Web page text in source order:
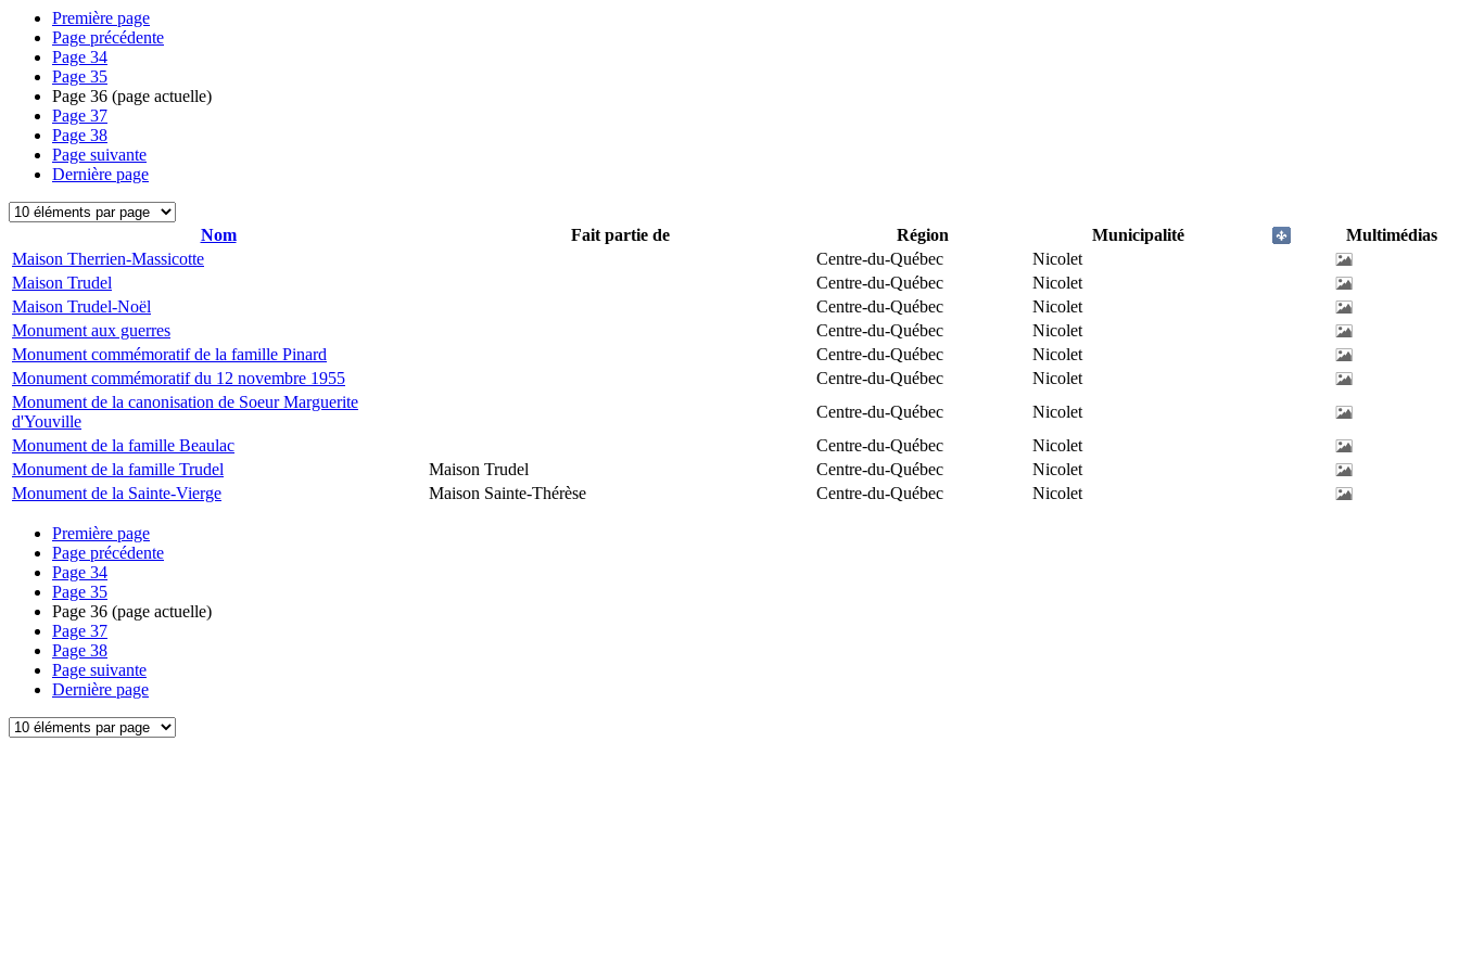
Première page
Page précédente
Page 34
Page 35
Page 36 (page actuelle)
Page 37
Page 38
Page suivante
Dernière page
Nom Fait partie de Région Municipalité
Multimédias
Maison Therrien-Massicotte
Centre-du-Québec
Nicolet
Maison Trudel
Centre-du-Québec
Nicolet
Maison Trudel-Noël
Centre-du-Québec
Nicolet
Monument aux guerres
Centre-du-Québec
Nicolet
Monument commémoratif de la famille Pinard
Centre-du-Québec
Nicolet
Monument commémoratif du 12 novembre 1955
Centre-du-Québec
Nicolet
Monument de la canonisation de Soeur Marguerite
d'Youville
Centre-du-Québec
Nicolet
Monument de la famille Beaulac
Centre-du-Québec
Nicolet
Monument de la famille Trudel
Maison Trudel Centre-du-Québec
Nicolet
Monument de la Sainte-Vierge
Maison Sainte-Thérèse Centre-du-Québec Nicolet
Première page
Page précédente
Page 34
Page 35
Page 36 (page actuelle)
Page 37
Page 38
Page suivante
Dernière page